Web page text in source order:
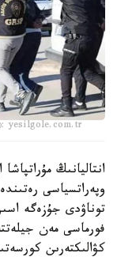
yesilgole.com.tr
انتاليانىڭ
وپەراتسياسى
توناۋدى جۇزەگە
فورماسى مەن
كۋالىكتەرىن